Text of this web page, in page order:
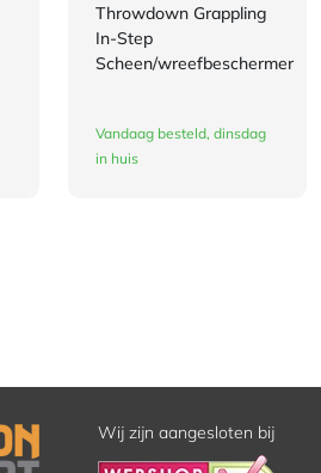
Throwdown Grappling
In-Step
Scheen/wreefbeschermer
Vandaag besteld, dinsdag
in huis
Wij zijn aangesloten bij